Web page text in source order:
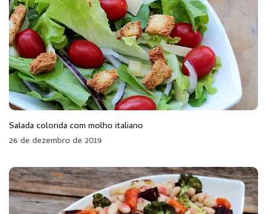
Salada colorida com molho italiano
26 de dezembro de 2019